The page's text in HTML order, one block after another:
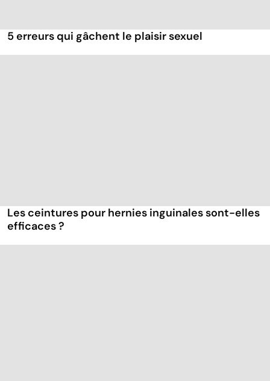
5 erreurs qui gâchent le plaisir sexuel
Les ceintures pour hernies inguinales sont-elles
efficaces ?